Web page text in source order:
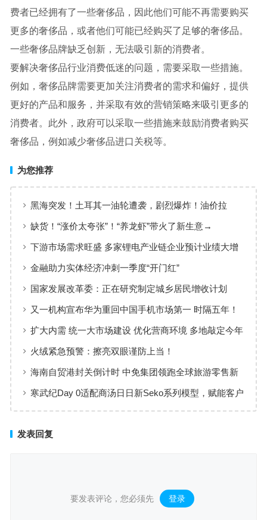
费者已经拥有了一些奢侈品，因此他们可能不再需要购买
更多的奢侈品，或者他们可能已经购买了足够的奢侈品。
一些奢侈品牌缺乏创新，无法吸引新的消费者。
要解决奢侈品行业消费低迷的问题，需要采取一些措施。
例如，奢侈品牌需要更加关注消费者的需求和偏好，提供
更好的产品和服务，并采取有效的营销策略来吸引更多的
消费者。此外，政府可以采取一些措施来鼓励消费者购买
奢侈品，例如减少奢侈品进口关税等。
为您推荐
黑海突发！土耳其一油轮遭袭，剧烈爆炸！油价拉
升，亚太市场集体调整
缺货！“涨价太夸张”！“养龙虾”带火了新生意→
下游市场需求旺盛 多家锂电产业链企业预计业绩大增
金融助力实体经济冲刺一季度“开门红”
国家发展改革委：正在研究制定城乡居民增收计划
又一机构宣布华为重回中国手机市场第一 时隔五年！
扩大内需 统一大市场建设 优化营商环境 多地敲定今年
发展改革工作重点
火绒紧急预警：擦亮双眼谨防上当！
海南自贸港封关倒计时 中免集团领跑全球旅游零售新
格局
寒武纪Day 0适配商汤日日新Seko系列模型，赋能客户
发表回复
要发表评论，您必须先 登录 。